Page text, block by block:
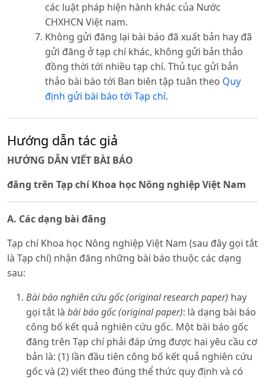
các luật pháp hiện hành khác của Nước
CHXHCN Việt nam.
Không gửi đăng lại bài báo đã xuất bản hay đã
gửi đăng ở tạp chí khác, không gửi bản thảo
đồng thời tới nhiều tạp chí. Thủ tục gửi bản
thảo bài báo tới Ban biên tập tuân theo Quy
định gửi bài báo tới Tạp chí.
Hướng dẫn tác giả
HƯỚNG DẪN VIẾT BÀI BÁO
đăng trên Tạp chí Khoa học Nông nghiệp Việt Nam
A. Các dạng bài đăng
Tạp chí Khoa học Nông nghiệp Việt Nam (sau đây gọi tắt
là Tạp chí) nhận đăng những bài báo thuộc các dạng
sau:
Bài báo nghiên cứu gốc (original research paper) hay
gọi tắt là bài báo gốc (original paper): là dạng bài báo
công bố kết quả nghiên cứu gốc. Một bài báo gốc
đăng trên Tạp chí phải đáp ứng được hai yêu cầu cơ
bản là: (1) lần đầu tiên công bố kết quả nghiên cứu
gốc và (2) viết theo đúng thể thức quy định và có